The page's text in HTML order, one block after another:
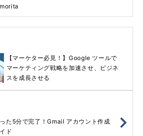
【マーケター必見！】Google ツールで
マーケティング戦略を加速させ、ビジネ
スを成長させる
た5分で完了！Gmail アカウント作成
ド